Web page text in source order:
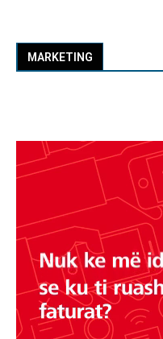
MARKETING